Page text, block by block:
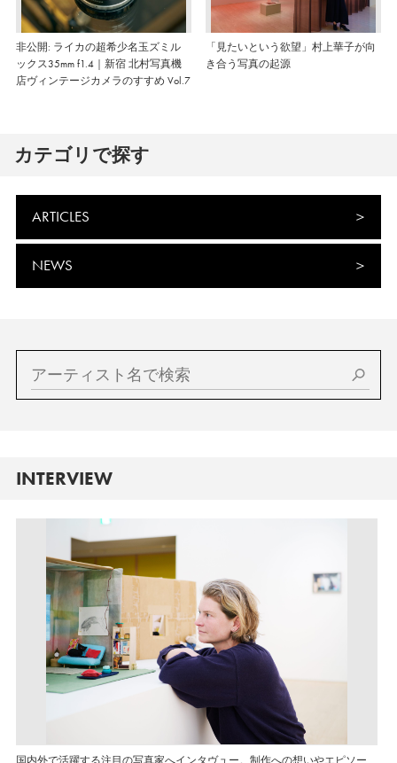
非公開: ライカの超希少名玉ズミル
ックス35mm f1.4｜新宿 北村写真機
店ヴィンテージカメラのすすめ Vol.7
「見たいという欲望」村上華子が向
き合う写真の起源
カテゴリで探す
ARTICLES
NEWS
INTERVIEW
国内外で活躍する注目の写真家へインタヴュー。制作への想いやエピソー